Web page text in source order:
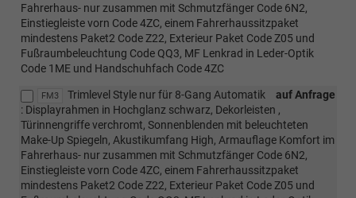
Fahrerhaus- nur zusammen mit Schmutzfänger Code 6N2,
Einstiegleiste vorn Code 4ZC, einem Fahrerhaussitzpaket
mindestens Paket2 Code Z22, Exterieur Paket Code Z05 und
Fußraumbeleuchtung Code QQ3, MF Lenkrad in Leder-Optik
Code 1ME und Handschuhfach Code 4ZC
FM3 auf Anfrage
Trimlevel Style nur für 8-Gang Automatik
: Displayrahmen in Hochglanz schwarz, Dekorleisten ,
Türinnengriffe verchromt, Sonnenblenden mit beleuchteten
Make-Up Spiegeln, Akustikumfang High, Armauflage Komfort im
Fahrerhaus- nur zusammen mit Schmutzfänger Code 6N2,
Einstiegleiste vorn Code 4ZC, einem Fahrerhaussitzpaket
mindestens Paket2 Code Z22, Exterieur Paket Code Z05 und